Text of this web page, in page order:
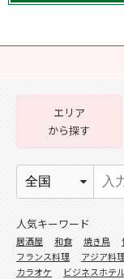
エリア
から探す
人気キーワード
居酒屋 和食 焼き鳥
フランス料理
アジア料
カラオケ
ビジネスホテ